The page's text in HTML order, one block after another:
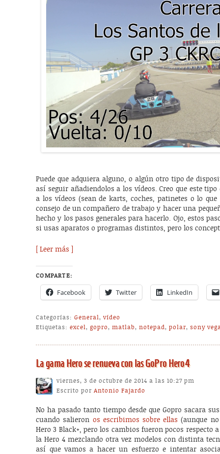
Puede que adquiera alguno, o algún otro tipo de
así seguir añadiendolos a los vídeos. Creo que este
a los vídeos (sean de karts, coches, patinetes o lo
consejo de un compañero de trabajo y hacer una
hecho y los pasos generales para hacerlo. Ojo, estos
si usas aparatos o programas distintos, pero los
[ Leer más ]
COMPARTE:
Facebook Twitter LinkedIn
Categorías: General,vídeo
Etiquetas: excel,gopro,matlab,notepad,polar,sony
La gama Hero se renueva con las GoPro Hero4
viernes, 3 de octubre de 2014 a las 10:27 pm
Escrito porAntonio Fajardo
No ha pasado tanto tiempo desde que Gopro sacara
cuando salieron os escribimos sobre ellas (aunque
Hero 3 Black+, pero los cambios fueron pocos respecto
la Hero 4 mezclando otra vez modelos con distinta
así que vamos a hacer un esfuerzo e intentar